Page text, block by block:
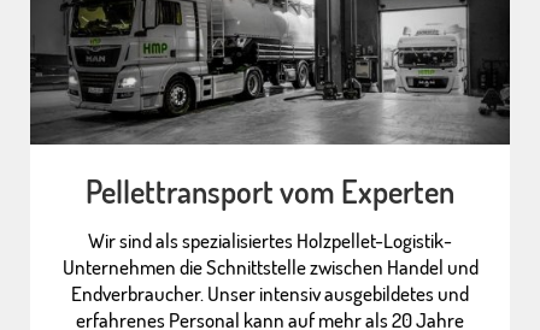
Pellettransport vom Experten
Wir sind als spezialisiertes Holzpellet-Logistik-
Unternehmen die Schnittstelle zwischen Handel und
Endverbraucher. Unser intensiv ausgebildetes und
erfahrenes Personal kann auf mehr als 20 Jahre